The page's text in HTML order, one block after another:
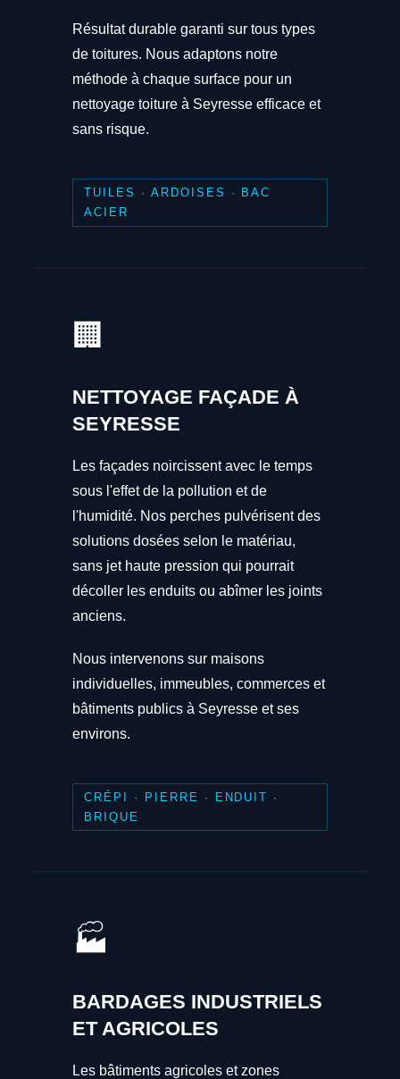
Résultat durable garanti sur tous types
de toitures. Nous adaptons notre
méthode à chaque surface pour un
nettoyage toiture à Seyresse efficace et
sans risque.
TUILES · ARDOISES · BAC
ACIER
🏢
NETTOYAGE FAÇADE À
SEYRESSE
Les façades noircissent avec le temps
sous l'effet de la pollution et de
l'humidité. Nos perches pulvérisent des
solutions dosées selon le matériau,
sans jet haute pression qui pourrait
décoller les enduits ou abîmer les joints
anciens.
Nous intervenons sur maisons
individuelles, immeubles, commerces et
bâtiments publics à Seyresse et ses
environs.
CRÉPI · PIERRE · ENDUIT ·
BRIQUE
🏭
BARDAGES INDUSTRIELS
ET AGRICOLES
Les bâtiments agricoles et zones